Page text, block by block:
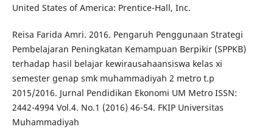
United States of America: Prentice-Hall, Inc.
Reisa Farida Amri. 2016. Pengaruh Penggunaan Strategi
Pembelajaran Peningkatan Kemampuan Berpikir (SPPKB)
terhadap hasil belajar kewirausahaansiswa kelas xi
semester genap smk muhammadiyah 2 metro t.p
2015/2016. Jurnal Pendidikan Ekonomi UM Metro ISSN:
2442-4994 Vol.4. No.1 (2016) 46-54. FKIP Universitas
Muhammadiyah